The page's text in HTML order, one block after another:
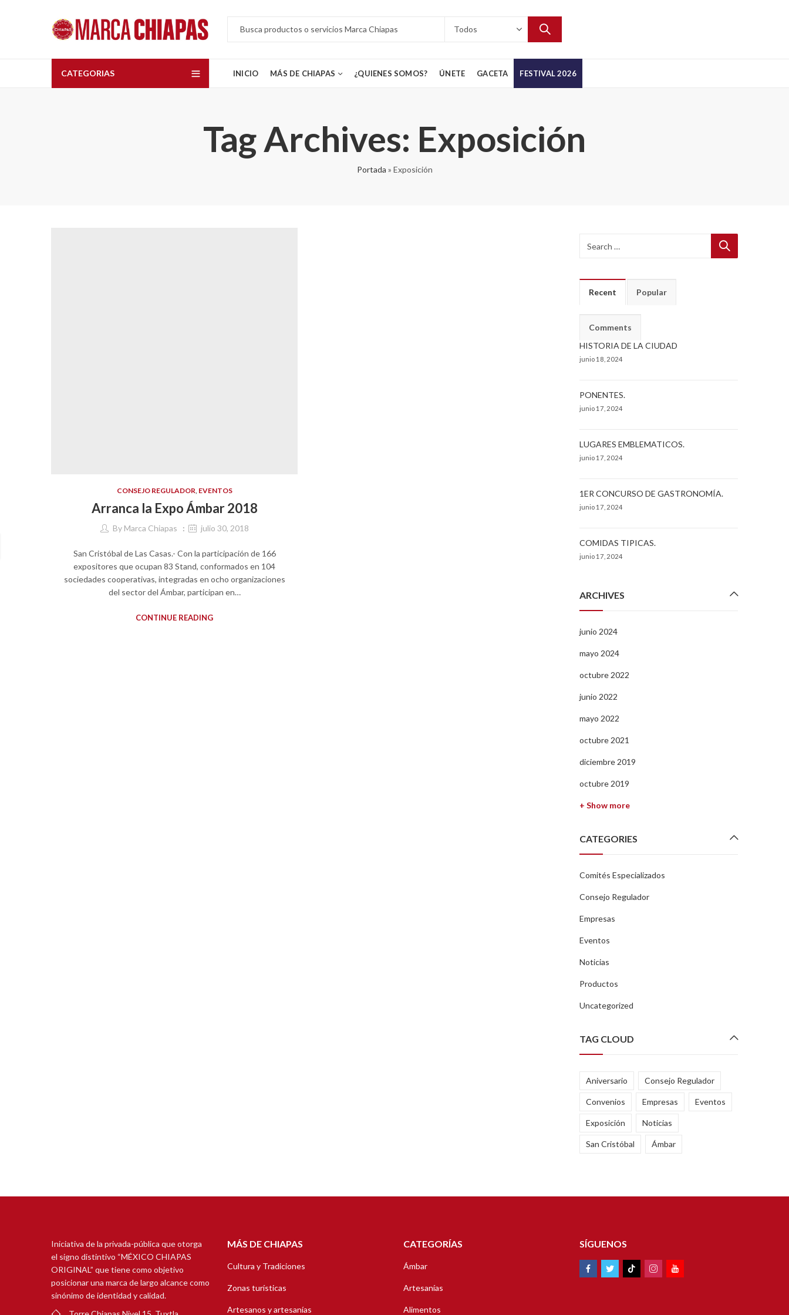
CATEGORIAS INICIO MÁS DE CHIAPAS ¿QUIENES SOMOS? ÚNETE GACETA FESTIVAL 2026
Tag Archives: Exposición
Portada » Exposición
CONSEJO REGULADOR EVENTOS
Arranca la Expo Ámbar 2018
By Marca Chiapas julio 30, 2018
San Cristóbal de Las Casas.- Con la participación de 166
expositores que ocupan 83 Stand, conformados en 104
sociedades cooperativas, integradas en ocho organizaciones
del sector del Ámbar, participan en…
CONTINUE READING
Recent Popular
Comments
HISTORIA DE LA CIUDAD
junio 18, 2024
PONENTES.
junio 17, 2024
LUGARES EMBLEMATICOS.
junio 17, 2024
1ER CONCURSO DE GASTRONOMÍA.
junio 17, 2024
COMIDAS TIPICAS.
junio 17, 2024
ARCHIVES
junio 2024
mayo 2024
octubre 2022
junio 2022
mayo 2022
octubre 2021
diciembre 2019
octubre 2019
+ Show more
CATEGORIES
Comités Especializados
Consejo Regulador
Empresas
Eventos
Noticias
Productos
Uncategorized
TAG CLOUD
Aniversario Consejo Regulador
Convenios Empresas Eventos
Exposición Noticias
San Cristóbal Ámbar
Iniciativa de la privada-pública que otorga
el signo distintivo “MÉXICO CHIAPAS
ORIGINAL” que tiene como objetivo
posicionar una marca de largo alcance como
sinónimo de identidad y calidad.
MÁS DE CHIAPAS
Cultura y Tradiciones
Zonas turísticas
Artesanos y artesanías
CATEGORÍAS
Ámbar
Artesanías
Alimentos
SÍGUENOS